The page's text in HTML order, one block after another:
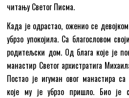
читању Светог Писма.
Када је одрастао, оженио се
убрзо упокојила. Са благословом
родитељски дом. Од блага које је
манастир Светог архистратига
Постао је игуман овог манастира са
које му је убрзо пришло. Био је